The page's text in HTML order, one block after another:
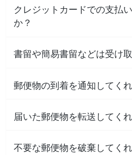
クレジットカードでの支払
か？
書留や簡易書留などは受け
郵便物の到着を通知してく
届いた郵便物を転送してく
不要な郵便物を破棄してく